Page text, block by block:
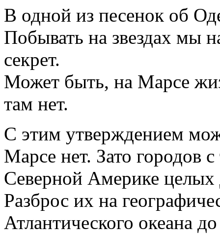
В одной из песенок об
Побывать на звездах мы
секрет.
Может быть, на Марсе
там нет.
С этим утверждением
Марсе нет. Зато городов
Северной Америке
Разброс их на
Атлантического океана